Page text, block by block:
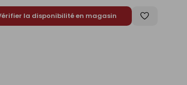
la disponibilité en magasin
Enregistrer